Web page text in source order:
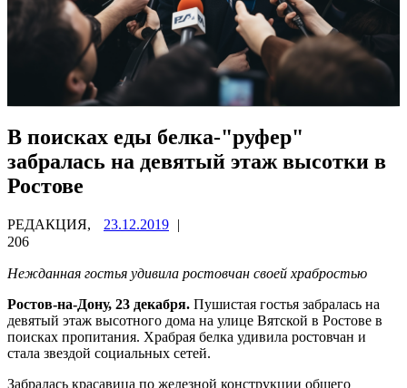
В поисках еды белка-"руфер"
забралась на девятый этаж высотки в
Ростове
РЕДАКЦИЯ, 23.12.2019 |
206
Нежданная гостья удивила ростовчан своей храбростью
Ростов-на-Дону, 23 декабря. Пушистая гостья забралась на
девятый этаж высотного дома на улице Вятской в Ростове в
поисках пропитания. Храбрая белка удивила ростовчан и
стала звездой социальных сетей.
Забралась красавица по железной конструкции общего